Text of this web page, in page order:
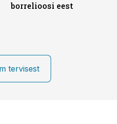
borrelioosi eest
tervisest